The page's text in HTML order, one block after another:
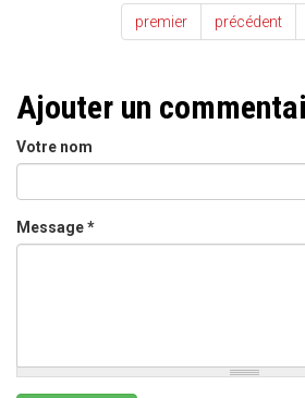
premier précédent
Ajouter un
Votre nom
Message*